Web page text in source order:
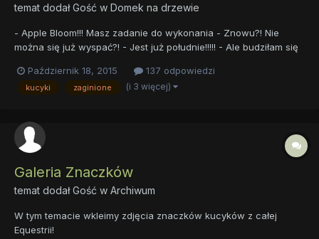
temat dodał Gość w Domek na drzewie
- Apple Bloom!!! Masz zadanie do wykonania - Znowu?! Nie
można się już wyspać?! - Jest już południe!!!!! - Ale budziłam się
tak od razu!, ale sama nie dam rady! Nawet ze Sweetie czy
Scoot byłoby ciężko. Musicie udzielić pomocy Znaczk...
Październik 18, 2015 137 odpowiedzi
kucyki zaginione (i 3 więcej)
Galeria Znaczków
temat dodał Gość w Archiwum
W tym temacie wkleimy zdjęcia znaczków kucyków z całej
Equestrii!